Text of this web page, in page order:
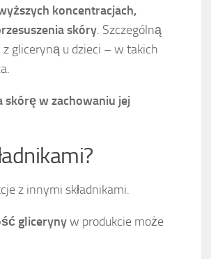
koncentracjach,
skóry. Szczególną
gliceryną u dzieci – w takich
skórę w zachowaniu jej
z innymi składnikami.
glicerynyw produkcie może